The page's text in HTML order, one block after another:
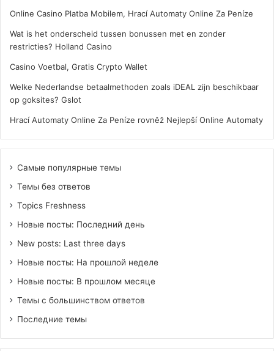
Online Casino Platba Mobilem, Hrací Automaty Online Za Peníze
Wat is het onderscheid tussen bonussen met en zonder
restricties? Holland Casino
Casino Voetbal, Gratis Crypto Wallet
Welke Nederlandse betaalmethoden zoals iDEAL zijn beschikbaar
op goksites? Gslot
Hrací Automaty Online Za Peníze rovněž Nejlepší Online Automaty
Самые популярные темы
Темы без ответов
Topics Freshness
Новые посты: Последний день
New posts: Last three days
Новые посты: На прошлой неделе
Новые посты: В прошлом месяце
Темы с большинством ответов
Последние темы